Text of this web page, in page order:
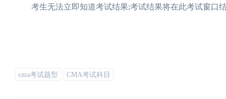
考生无法立即知道考试结果;考试结果将在此考试窗口
cma考试题型 CMA考试科目